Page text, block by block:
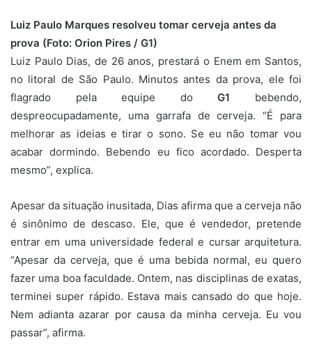
Luiz Paulo Marques resolveu tomar cerveja antes da
prova (Foto: Orion Pires / G1)
Luiz Paulo Dias, de 26 anos, prestará o Enem em Santos,
no litoral de São Paulo. Minutos antes da prova, ele foi
flagrado pela equipe doG1 bebendo,
despreocupadamente, uma garrafa de cerveja. “É para
melhorar as ideias e tirar o sono. Se eu não tomar vou
acabar dormindo. Bebendo eu fico acordado. Desperta
mesmo”, explica.
Apesar da situação inusitada, Dias afirma que a cerveja não
é sinônimo de descaso. Ele, que é vendedor, pretende
entrar em uma universidade federal e cursar arquitetura.
“Apesar da cerveja, que é uma bebida normal, eu quero
fazer uma boa faculdade. Ontem, nas disciplinas de exatas,
terminei super rápido. Estava mais cansado do que hoje.
Nem adianta azarar por causa da minha cerveja. Eu vou
passar”, afirma.